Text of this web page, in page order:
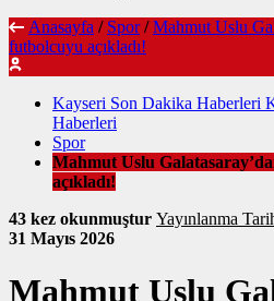
Anasayfa / Spor / Mahmut Uslu
futbolcuyu açıkladı!
Kayseri Son Dakika Haberleri
Haberleri
Spor
Mahmut Uslu
açıkladı!
43 kez okunmuştur
31 Mayıs 2026
Mahmut Uslu